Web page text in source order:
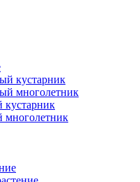
кустарник
многолетник
кустарник
многолетник